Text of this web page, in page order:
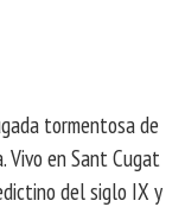
tormentosa de
Vivo en Sant Cugat
del siglo IX y